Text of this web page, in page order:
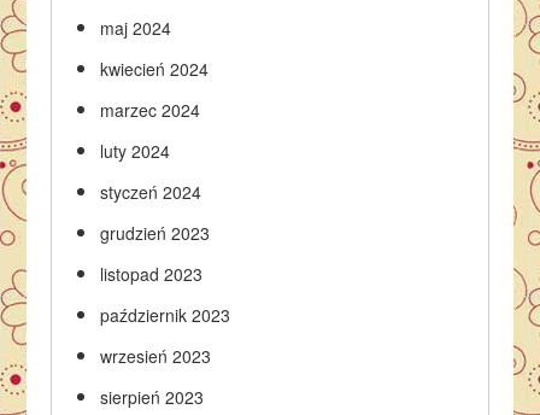
maj 2024
kwiecień 2024
marzec 2024
luty 2024
styczeń 2024
grudzień 2023
listopad 2023
październik 2023
wrzesień 2023
sierpień 2023